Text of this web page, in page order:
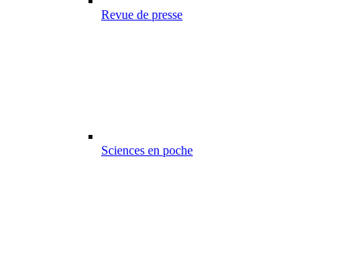
Revue de presse
Sciences en poche